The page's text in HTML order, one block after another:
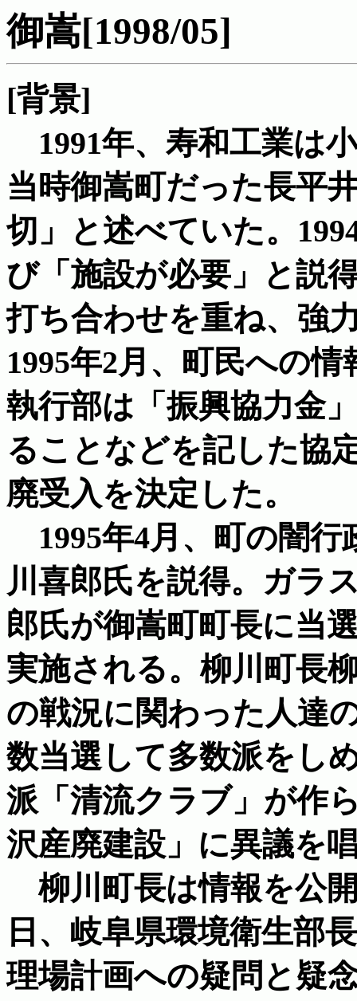
御嵩[1998/05]
[背景]
1991年、寿和工業は
当時御嵩町だった長平
切」と述べていた。
び「施設が必要」と説
打ち合わせを重ね、強
1995年2月、町民への
執行部は「振興協力金
ることなどを記した協
廃受入を決定した。
1995年4月、町の闇行
川喜郎氏を説得。ガラ
郎氏が御嵩町町長に当
実施される。柳川町長
の戦況に関わった人達
数当選して多数派をし
派「清流クラブ」が作
沢産廃建設」に異議を
柳川町長は情報を公
日、岐阜県環境衛生部
理場計画への疑問と疑